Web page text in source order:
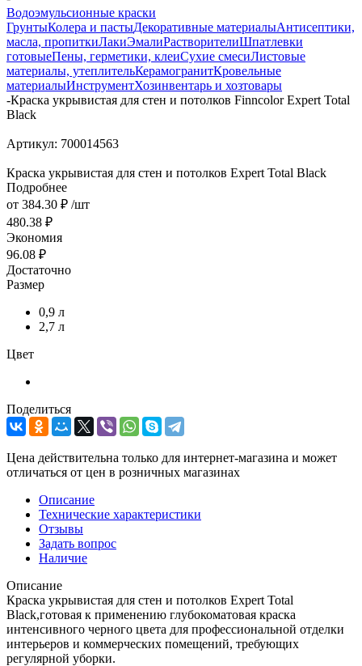
Водоэмульсионные краски
ГрунтыКолера и пастыДекоративные материалыАнтисептики,
масла, пропиткиЛакиЭмалиРастворителиШпатлевки
готовыеПены, герметики, клеиСухие смесиЛистовые
материалы, утеплительКерамогранитКровельные
материалыИнструментХозинвентарь и хозтовары
-Краска укрывистая для стен и потолков Finncolor Expert Total
Black
Артикул: 700014563
Краска укрывистая для стен и потолков Expert Total Black
Подробнее
от 384.30 ₽ /шт
480.38 ₽
Экономия
96.08 ₽
Достаточно
Размер
0,9 л
2,7 л
Цвет
Поделиться
Цена действительна только для интернет-магазина и может
отличаться от цен в розничных магазинах
Описание
Технические характеристики
Отзывы
Задать вопрос
Наличие
Описание
Краска укрывистая для стен и потолков Expert Total
Black,готовая к применению глубокоматовая краска
интенсивного черного цвета для профессиональной отделки
интерьеров и коммерческих помещений, требующих
регулярной уборки.